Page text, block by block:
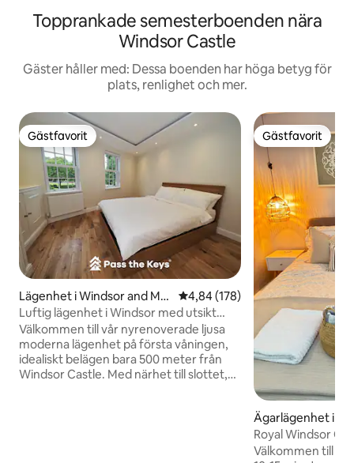
Topprankade semesterboenden nära
Windsor Castle
Gäster håller med: Dessa boenden har höga betyg för
plats, renlighet och mer.
Gästfavorit
Gästfavorit
Lägenhet i Windsor and Mai
denhead
4,84 av 5 i genomsnittligt
4,84 (178)
Luftig lägenhet i Windsor med utsikt
över slottet + parkering
Välkommen till vår nyrenoverade ljusa
moderna lägenhet på första våningen,
idealiskt belägen bara 500 meter från
Windsor Castle. Med närhet till slottet,
Gästfavorit
Gästfavorit
Ägarlägenhet i
Royal Windsor
2 badrum +
Välkommen till